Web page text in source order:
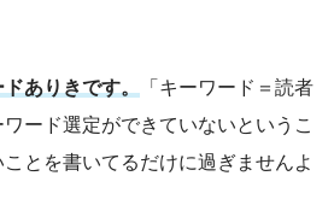
ありきです。
「キーワード＝読者
ード選定ができていないというこ
とを書いてるだけに過ぎませんよ